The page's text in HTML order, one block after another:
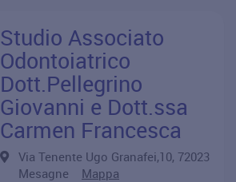
Studio Associato
Odontoiatrico
Dott.Pellegrino
Giovanni e Dott.ssa
Carmen Francesca
Via Tenente Ugo Granafei,10, 72023
Mesagne Mappa